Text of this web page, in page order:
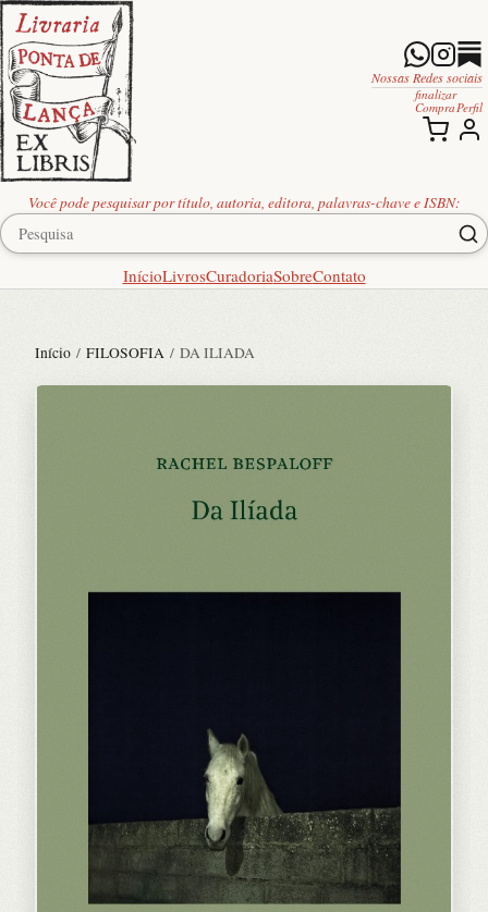
Você pode pesquisar por título, autoria, editora, palavras-chave e ISBN:
InícioLivrosCuradoriaSobreContato
Nossas Redes sociais
finalizar
Compra Perfil
Início / FILOSOFIA / DA ILIADA